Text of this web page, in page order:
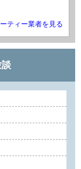
ティー業者を見る
談